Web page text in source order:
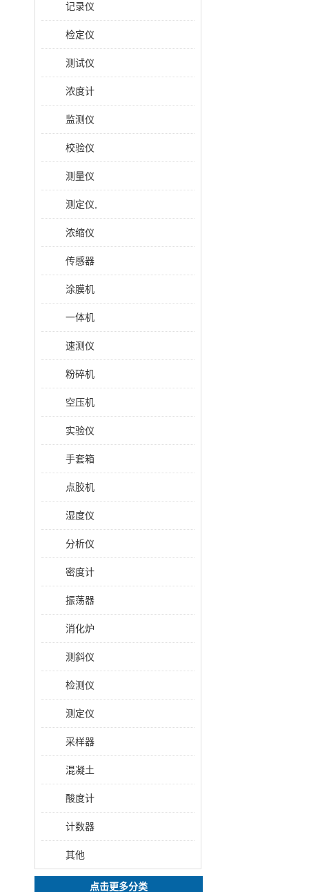
记录仪
检定仪
测试仪
浓度计
监测仪
校验仪
测量仪
测定仪,
浓缩仪
传感器
涂膜机
一体机
速测仪
粉碎机
空压机
实验仪
手套箱
点胶机
湿度仪
分析仪
密度计
振荡器
消化炉
测斜仪
检测仪
测定仪
采样器
混凝土
酸度计
计数器
其他
点击更多分类